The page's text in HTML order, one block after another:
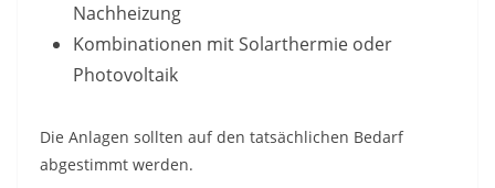
Nachheizung
Kombinationen mit Solarthermie oder
Photovoltaik
Die Anlagen sollten auf den tatsächlichen Bedarf
abgestimmt werden.